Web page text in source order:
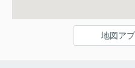
地図ア